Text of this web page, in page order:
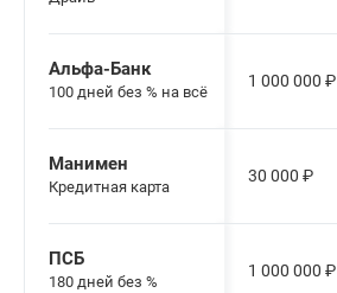
Альфа-Банк
100 дней без % на всё
1 000 000 ₽
Манимен
Кредитная карта
30 000 ₽
ПСБ
180 дней без %
1 000 000 ₽